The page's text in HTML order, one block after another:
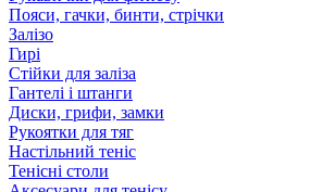
Пояси, гачки, бинти, стрічки
Залізо
Гирі
Стійки для заліза
Гантелі і штанги
Диски, грифи, замки
Рукоятки для тяг
Настільний теніс
Тенісні столи